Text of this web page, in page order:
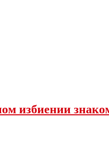
избиении